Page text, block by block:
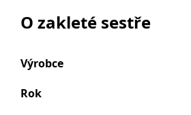
O zakleté sestře
Výrobce
Rok